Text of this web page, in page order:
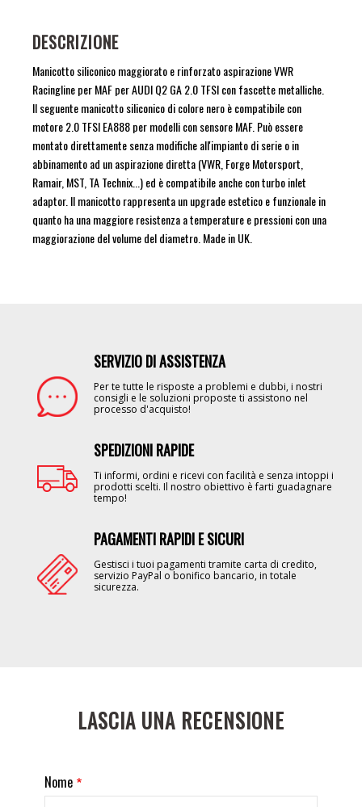
DESCRIZIONE
Manicotto siliconico maggiorato e rinforzato aspirazione VWR
Racingline per MAF per AUDI Q2 GA 2.0 TFSI con fascette metalliche.
Il seguente manicotto siliconico di colore nero è compatibile con
motore 2.0 TFSI EA888 per modelli con sensore MAF. Può essere
montato direttamente senza modifiche all'impianto di serie o in
abbinamento ad un aspirazione diretta (VWR, Forge Motorsport,
Ramair, MST, TA Technix...) ed è compatibile anche con turbo inlet
adaptor. Il manicotto rappresenta un upgrade estetico e funzionale in
quanto ha una maggiore resistenza a temperature e pressioni con una
maggiorazione del volume del diametro. Made in UK.
SERVIZIO DI ASSISTENZA
Per te tutte le risposte a problemi e dubbi, i nostri
consigli e le soluzioni proposte ti assistono nel
processo d'acquisto!
SPEDIZIONI RAPIDE
Ti informi, ordini e ricevi con facilità e senza intoppi i
prodotti scelti. Il nostro obiettivo è farti guadagnare
tempo!
PAGAMENTI RAPIDI E SICURI
Gestisci i tuoi pagamenti tramite carta di credito,
servizio PayPal o bonifico bancario, in totale
sicurezza.
LASCIA UNA RECENSIONE
Nome